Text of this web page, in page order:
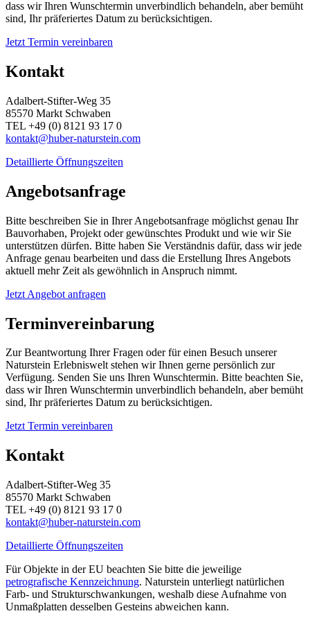
dass wir Ihren Wunschtermin unverbindlich behandeln, aber bemüht
sind, Ihr präferiertes Datum zu berücksichtigen.
Jetzt Termin vereinbaren
Kontakt
Adalbert-Stifter-Weg 35
85570 Markt Schwaben
TEL +49 (0) 8121 93 17 0
kontakt@huber-naturstein.com
Detaillierte Öffnungszeiten
Angebotsanfrage
Bitte beschreiben Sie in Ihrer Angebotsanfrage möglichst genau Ihr
Bauvorhaben, Projekt oder gewünschtes Produkt und wie wir Sie
unterstützen dürfen. Bitte haben Sie Verständnis dafür, dass wir jede
Anfrage genau bearbeiten und dass die Erstellung Ihres Angebots
aktuell mehr Zeit als gewöhnlich in Anspruch nimmt.
Jetzt Angebot anfragen
Terminvereinbarung
Zur Beantwortung Ihrer Fragen oder für einen Besuch unserer
Naturstein Erlebniswelt stehen wir Ihnen gerne persönlich zur
Verfügung. Senden Sie uns Ihren Wunschtermin. Bitte beachten Sie,
dass wir Ihren Wunschtermin unverbindlich behandeln, aber bemüht
sind, Ihr präferiertes Datum zu berücksichtigen.
Jetzt Termin vereinbaren
Kontakt
Adalbert-Stifter-Weg 35
85570 Markt Schwaben
TEL +49 (0) 8121 93 17 0
kontakt@huber-naturstein.com
Detaillierte Öffnungszeiten
Für Objekte in der EU beachten Sie bitte die jeweilige
petrografische Kennzeichnung. Naturstein unterliegt natürlichen
Farb- und Strukturschwankungen, weshalb diese Aufnahme von
Unmaßplatten desselben Gesteins abweichen kann.